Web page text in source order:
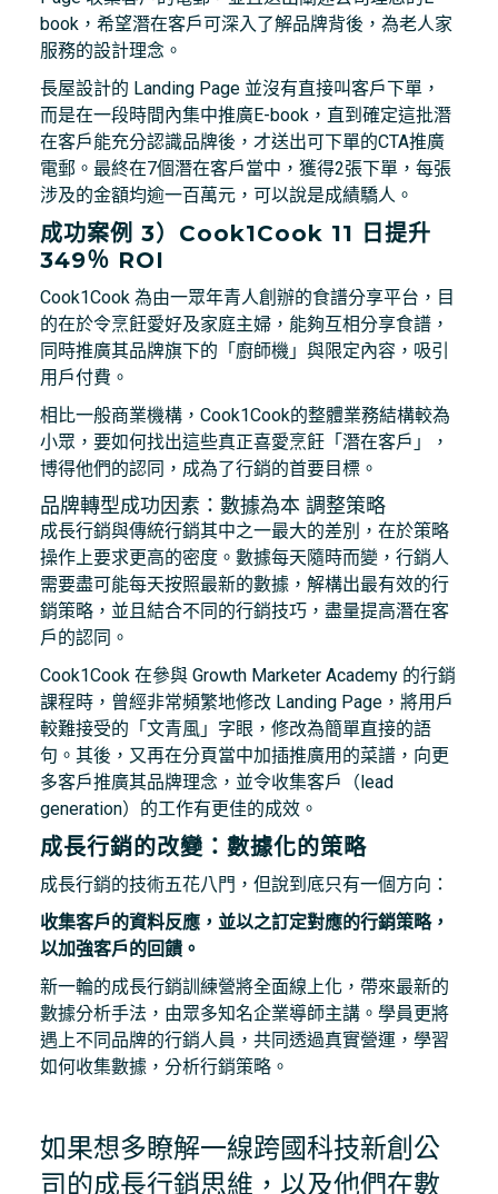
book，希望潛在客戶可深入了解品牌背後，為老人家
服務的設計理念。
長屋設計的 Landing Page 並沒有直接叫客戶下單，
而是在一段時間內集中推廣E-book，直到確定這批潛
在客戶能充分認識品牌後，才送出可下單的CTA推廣
電郵。最終在7個潛在客戶當中，獲得2張下單，每張
涉及的金額均逾一百萬元，可以說是成績驕人。
成功案例 3）Cook1Cook 11 日提升
349％ ROI
Cook1Cook 為由一眾年青人創辦的食譜分享平台，目
的在於令烹飪愛好及家庭主婦，能夠互相分享食譜，
同時推廣其品牌旗下的「廚師機」與限定內容，吸引
用戶付費。
相比一般商業機構，Cook1Cook的整體業務結構較為
小眾，要如何找出這些真正喜愛烹飪「潛在客戶」，
博得他們的認同，成為了行銷的首要目標。
品牌轉型成功因素：數據為本 調整策略
成長行銷與傳統行銷其中之一最大的差別，在於策略
操作上要求更高的密度。數據每天隨時而變，行銷人
需要盡可能每天按照最新的數據，解構出最有效的行
銷策略，並且結合不同的行銷技巧，盡量提高潛在客
戶的認同。
Cook1Cook 在參與 Growth Marketer Academy 的行銷
課程時，曾經非常頻繁地修改 Landing Page，將用戶
較難接受的「文青風」字眼，修改為簡單直接的語
句。其後，又再在分頁當中加插推廣用的菜譜，向更
多客戶推廣其品牌理念，並令收集客戶（lead
generation）的工作有更佳的成效。
成長行銷的改變：數據化的策略
成長行銷的技術五花八門，但說到底只有一個方向：
收集客戶的資料反應，並以之訂定對應的行銷策略，
以加強客戶的回饋。
新一輪的成長行銷訓練營將全面線上化，帶來最新的
數據分析手法，由眾多知名企業導師主講。學員更將
遇上不同品牌的行銷人員，共同透過真實營運，學習
如何收集數據，分析行銷策略。
如果想多瞭解一線跨國科技新創公
司的成長行銷思維，以及他們在數